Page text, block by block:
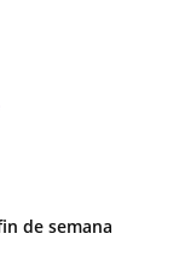
de semana